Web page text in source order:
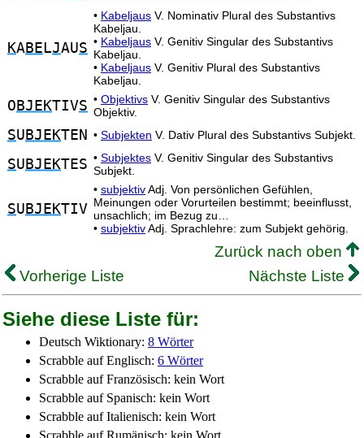
KABE LJAUS
• Kabeljaus V. Nominativ Plural des Substantivs
Kabeljau.
• Kabeljaus V. Genitiv Singular des Substantivs
Kabeljau.
• Kabeljaus V. Genitiv Plural des Substantivs
Kabeljau.
O BJEKTIVS • Objektivs V. Genitiv Singular des Substantivs
Objektiv.
SU BJEKTEN • Subjekten V. Dativ Plural des Substantivs Subjekt.
SU BJEKTES • Subjektes V. Genitiv Singular des Substantivs
Subjekt.
SU BJEKTIV
• subjektivAdj. Von persönlichen Gefühlen,
Meinungen oder Vorurteilen bestimmt; beeinflusst,
unsachlich; im Bezug zu…
• subjektivAdj. Sprachlehre: zum Subjekt gehörig.
Zurück nach oben
Vorherige Liste
Nächste Liste
Siehe diese Liste für:
Deutsch Wiktionary: 8 Wörter
Scrabble auf Englisch: 6 Wörter
Scrabble auf Französisch: kein Wort
Scrabble auf Spanisch: kein Wort
Scrabble auf Italienisch: kein Wort
Scrabble auf Rumänisch: kein Wort